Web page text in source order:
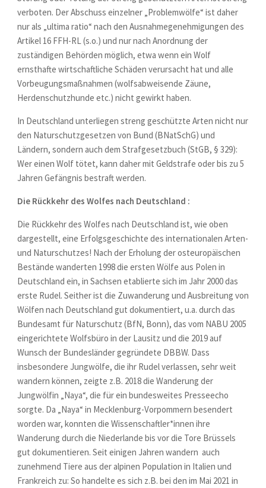
verboten. Der Abschuss einzelner „Problemwölfe“ ist daher
nur als „ultima ratio“ nach den Ausnahmegenehmigungen des
Artikel 16 FFH-RL (s.o.) und nur nach Anordnung der
zuständigen Behörden möglich, etwa wenn ein Wolf
ernsthafte wirtschaftliche Schäden verursacht hat und alle
Vorbeugungsmaßnahmen (wolfsabweisende Zäune,
Herdenschutzhunde etc.) nicht gewirkt haben.
In Deutschland unterliegen streng geschützte Arten nicht nur
den Naturschutzgesetzen von Bund (BNatSchG) und
Ländern, sondern auch dem Strafgesetzbuch (StGB, § 329):
Wer einen Wolf tötet, kann daher mit Geldstrafe oder bis zu 5
Jahren Gefängnis bestraft werden.
Die Rückkehr des Wolfes nach Deutschland :
Die Rückkehr des Wolfes nach Deutschland ist, wie oben
dargestellt, eine Erfolgsgeschichte des internationalen Arten-
und Naturschutzes! Nach der Erholung der osteuropäischen
Bestände wanderten 1998 die ersten Wölfe aus Polen in
Deutschland ein, in Sachsen etablierte sich im Jahr 2000 das
erste Rudel. Seither ist die Zuwanderung und Ausbreitung von
Wölfen nach Deutschland gut dokumentiert, u.a. durch das
Bundesamt für Naturschutz (BfN, Bonn), das vom NABU 2005
eingerichtete Wolfsbüro in der Lausitz und die 2019 auf
Wunsch der Bundesländer gegründete DBBW. Dass
insbesondere Jungwölfe, die ihr Rudel verlassen, sehr weit
wandern können, zeigte z.B. 2018 die Wanderung der
Jungwölfin „Naya“, die für ein bundesweites Presseecho
sorgte. Da „Naya“ in Mecklenburg-Vorpommern besendert
worden war, konnten die Wissenschaftler*innen ihre
Wanderung durch die Niederlande bis vor die Tore Brüssels
gut dokumentieren. Seit einigen Jahren wandern auch
zunehmend Tiere aus der alpinen Population in Italien und
Frankreich zu: So handelte es sich z.B. bei den im Mai 2021 in